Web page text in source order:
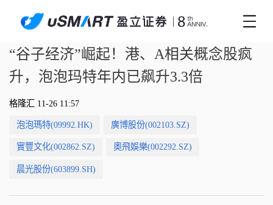
“谷子经济”崛起！港、A相关概念股疯
升，泡泡玛特年内已飙升3.3倍
格隆汇 11-26 11:57
泡泡瑪特(09992.HK) 廣博股份(002103.SZ)
實豐文化(002862.SZ) 奧飛娛樂(002292.SZ)
晨光股份(603899.SH)